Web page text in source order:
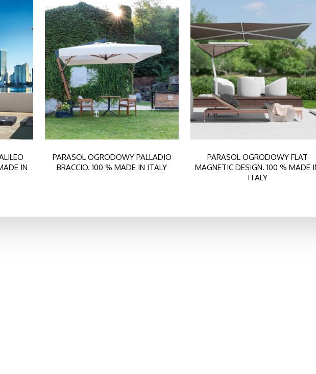
IN
PARASOL OGRODOWY PALLADIO
BRACCIO. 100 % MADE IN ITALY
PARASOL OGRODOWY FLAT
MAGNETIC DESIGN. 100 % MADE
ITALY